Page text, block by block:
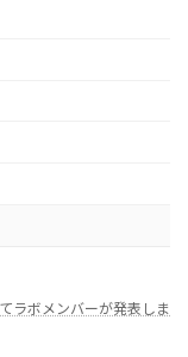
ラボメンバーが発表しま